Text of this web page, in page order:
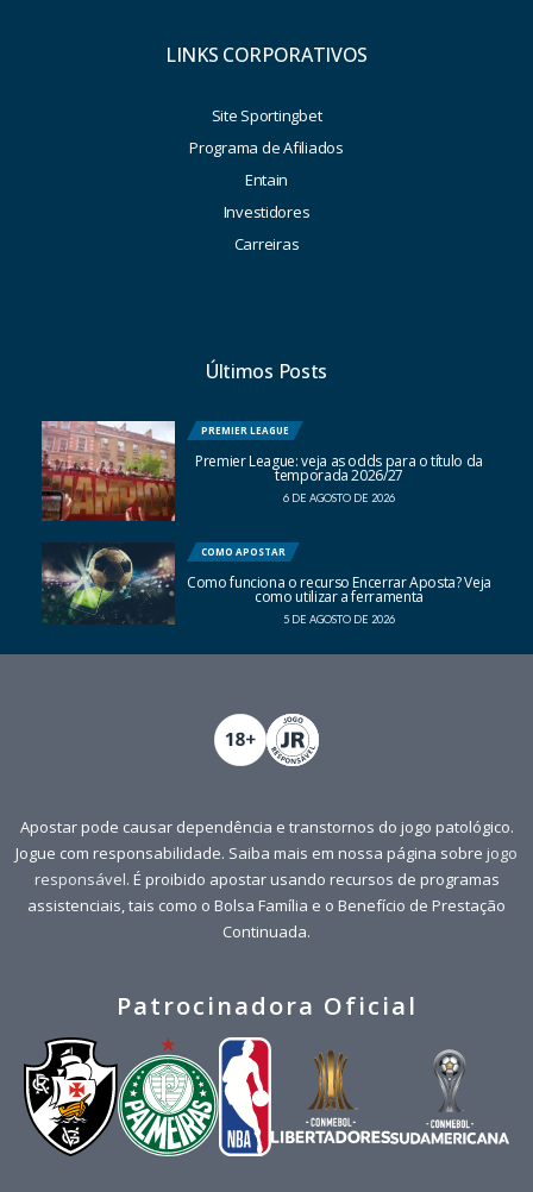
LINKS CORPORATIVOS
Site Sportingbet
Programa de Afiliados
Entain
Investidores
Carreiras
Últimos Posts
PREMIER LEAGUE
Premier League: veja as odds para o título da
temporada 2026/27
6 DE AGOSTO DE 2026
COMO APOSTAR
Como funciona o recurso Encerrar Aposta? Veja
como utilizar a ferramenta
5 DE AGOSTO DE 2026
Apostar pode causar dependência e transtornos do jogo patológico.
Jogue com responsabilidade. Saiba mais em nossa página sobre jogo
responsável. É proibido apostar usando recursos de programas
assistenciais, tais como o Bolsa Família e o Benefício de Prestação
Continuada.
Patrocinadora Oficial